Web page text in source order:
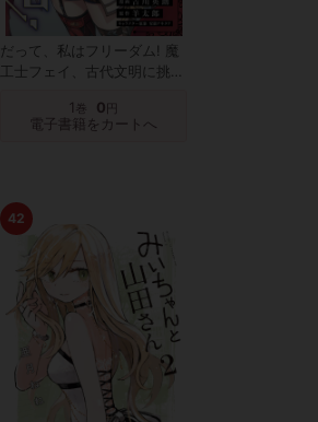
だって、私はフリーダム! 魔
工士フェイ、古代文明に挑み
1 巻 0 円
電子書籍をカートへ
42